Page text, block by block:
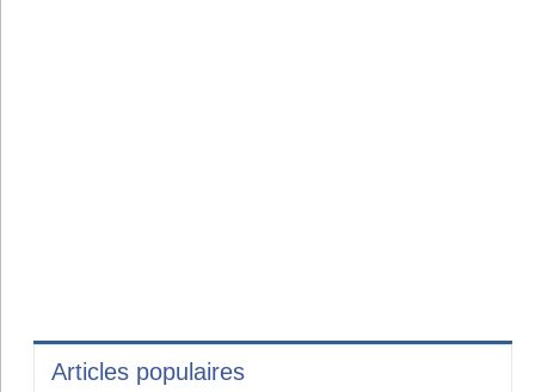
Articles populaires